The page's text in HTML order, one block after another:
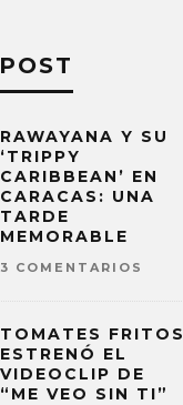
RAWAYANA Y SU
‘TRIPPY
CARIBBEAN’ EN
CARACAS: UNA
TARDE
MEMORABLE
3 COMENTARIOS
TOMATES FRITOS
ESTRENÓ EL
VIDEOCLIP DE
“ME VEO SIN TI”